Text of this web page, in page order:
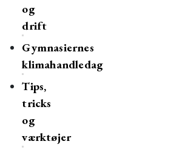
og
drift
Gymnasiernes
klimahandledag
Tips,
tricks
og
værktøjer